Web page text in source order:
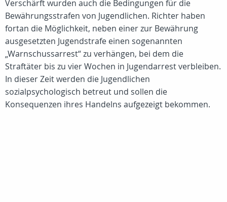
Verschärft wurden auch die Bedingungen für die
Bewährungsstrafen von Jugendlichen. Richter haben
fortan die Möglichkeit, neben einer zur Bewährung
ausgesetzten Jugendstrafe einen sogenannten
„Warnschussarrest“ zu verhängen, bei dem die
Straftäter bis zu vier Wochen in Jugendarrest verbleiben.
In dieser Zeit werden die Jugendlichen
sozialpsychologisch betreut und sollen die
Konsequenzen ihres Handelns aufgezeigt bekommen.